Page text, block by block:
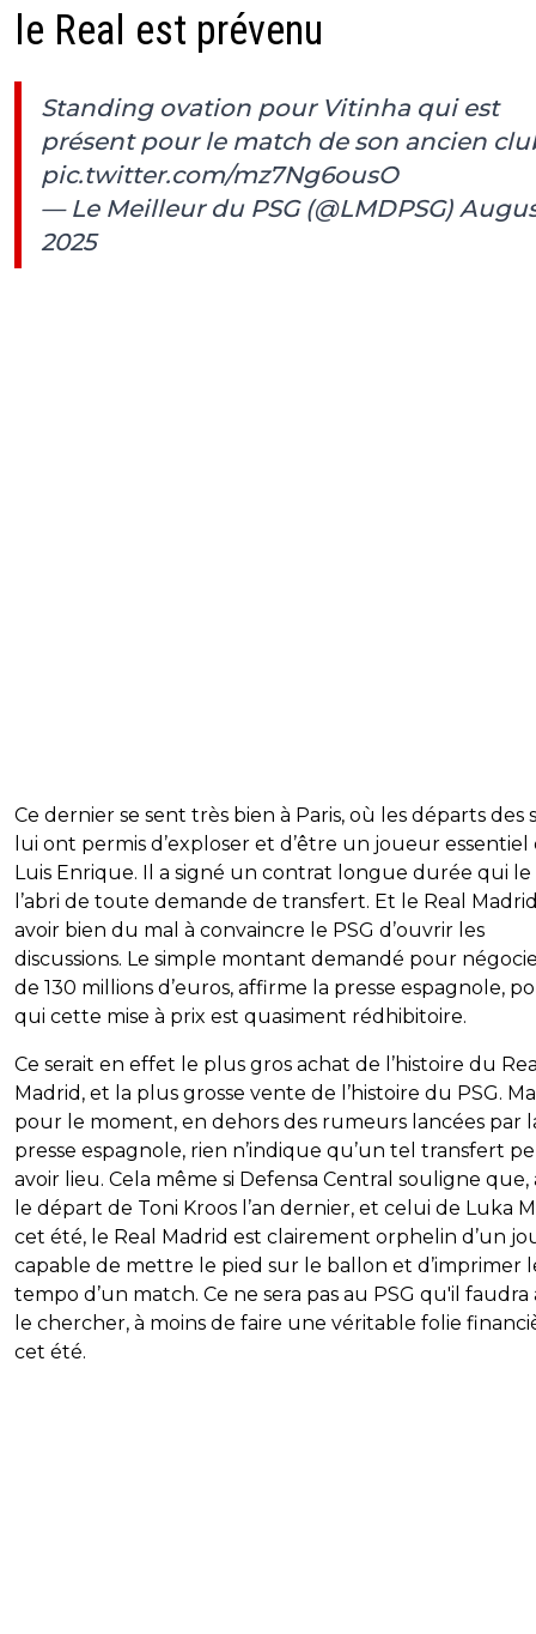
le Real est prévenu
Standing ovation pour Vitinha qui est
présent pour le match de son ancien
pic.twitter.com/mz7Ng6ousO
— Le Meilleur du PSG (@LMDPSG)
2025
Ce dernier se sent très bien à Paris, où les départs des
lui ont permis d’exploser et d’être un joueur essentiel
Luis Enrique. Il a signé un contrat longue durée qui le
l’abri de toute demande de transfert. Et le Real
avoir bien du mal à convaincre le PSG d’ouvrir les
discussions. Le simple montant demandé pour
de 130 millions d’euros, affirme la presse espagnole,
qui cette mise à prix est quasiment rédhibitoire.
Ce serait en effet le plus gros achat de l’histoire du
Madrid, et la plus grosse vente de l’histoire du PSG.
pour le moment, en dehors des rumeurs lancées par
presse espagnole, rien n’indique qu’un tel transfert
avoir lieu. Cela même si Defensa Central souligne que,
le départ de Toni Kroos l’an dernier, et celui de Luka
cet été, le Real Madrid est clairement orphelin d’un
capable de mettre le pied sur le ballon et d’imprimer
tempo d’un match. Ce ne sera pas au PSG qu'il faudra
le chercher, à moins de faire une véritable folie
cet été.